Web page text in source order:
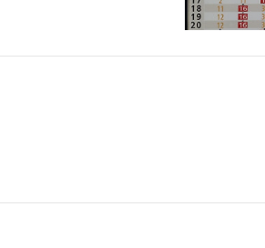
하루카의 평일 시
일의 첫차는 6시